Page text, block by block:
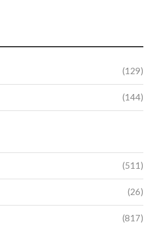
(129)
(144)
(511)
(26)
(817)